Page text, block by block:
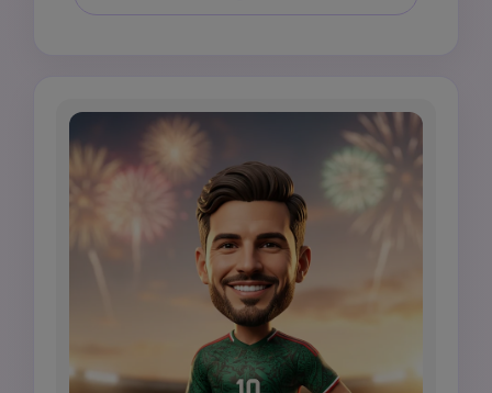
ai colori nazionali [COUNTRY], numero maglia
fotorealistica, nessuno stile Funko Pop,
nessuno stemma ufficiale, nessun segno
sponsor.